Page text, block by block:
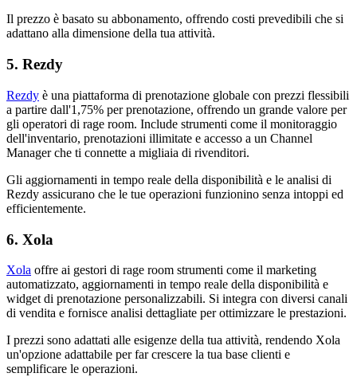
Il prezzo è basato su abbonamento, offrendo costi prevedibili che si
adattano alla dimensione della tua attività.
5. Rezdy
Rezdy è una piattaforma di prenotazione globale con prezzi flessibili
a partire dall'1,75% per prenotazione, offrendo un grande valore per
gli operatori di rage room. Include strumenti come il monitoraggio
dell'inventario, prenotazioni illimitate e accesso a un Channel
Manager che ti connette a migliaia di rivenditori.
Gli aggiornamenti in tempo reale della disponibilità e le analisi di
Rezdy assicurano che le tue operazioni funzionino senza intoppi ed
efficientemente.
6. Xola
Xola offre ai gestori di rage room strumenti come il marketing
automatizzato, aggiornamenti in tempo reale della disponibilità e
widget di prenotazione personalizzabili. Si integra con diversi canali
di vendita e fornisce analisi dettagliate per ottimizzare le prestazioni.
I prezzi sono adattati alle esigenze della tua attività, rendendo Xola
un'opzione adattabile per far crescere la tua base clienti e
semplificare le operazioni.